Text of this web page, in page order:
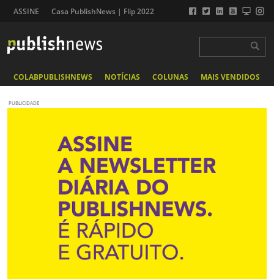
ASSINE Casa PublishNews | Flip 2022
COLABPUBLISHNEWS NOTÍCIAS COLUNAS MAIS VENDIDOS
PUBLICIDADE